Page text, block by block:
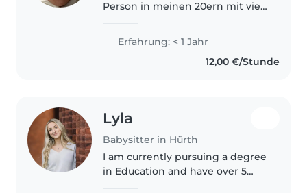
Person in meinen 20ern mit viel
es, mit Vorschulkindern und
Grundschulkindern zu arbeiten
und traue mir zu, auf sie..
Erfahrung: < 1 Jahr
12,00 €/Stunde
Lyla
Babysitter in Hürth
I am currently pursuing a degree
in Education and have over 5